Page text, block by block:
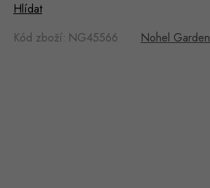
Kód zboží: NG45566 Nohel Garden
Hlídat